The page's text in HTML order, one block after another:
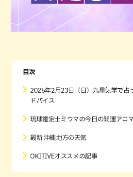
目次
2025年2月23日（日）九星気学で占
ドバイス
琉球鑑定士ミウマの今日の開運アロ
最新 沖縄地方の天気
OKITIVEオススメの記事